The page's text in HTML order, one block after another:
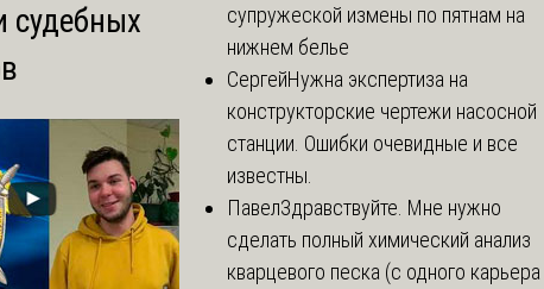
судебных
супружеской измены по пятнам на
нижнем белье
СергейНужна экспертиза на
конструкторские чертежи насосной
станции. Ошибки очевидные и все
известны.
ПавелЗдравствуйте. Мне нужно
сделать полный химический анализ
кварцевого песка (с одного карьера